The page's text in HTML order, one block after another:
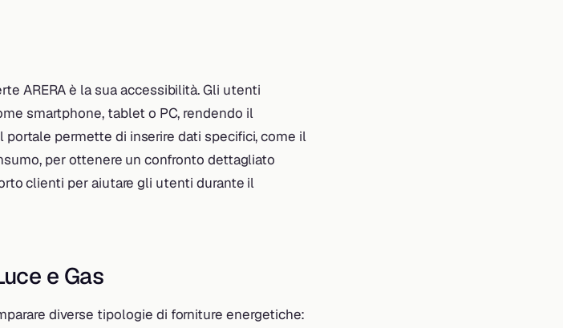
ARERA è la sua accessibilità. Gli utenti
smartphone, tablet o PC, rendendo il
permette di inserire dati specifici, come il
per ottenere un confronto dettagliato
clienti per aiutare gli utenti durante il
e Gas
diverse tipologie di forniture energetiche: